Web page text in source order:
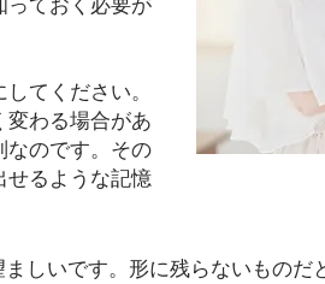
っておく必要が
てください。
変わる場合があ
なのです。その
せるような記憶
しいです。形に残らないものだ